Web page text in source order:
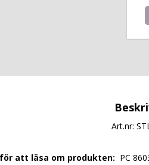
Art.nr:
att läsa om produkten: PC